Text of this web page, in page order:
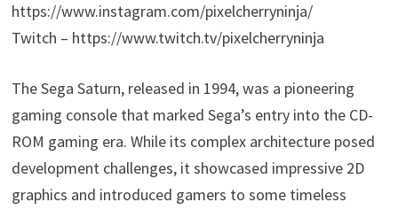
https://www.instagram.com/pixelcherryninja/
Twitch – https://www.twitch.tv/pixelcherryninja
The Sega Saturn, released in 1994, was a pioneering
gaming console that marked Sega’s entry into the CD-
ROM gaming era. While its complex architecture posed
development challenges, it showcased impressive 2D
graphics and introduced gamers to some timeless